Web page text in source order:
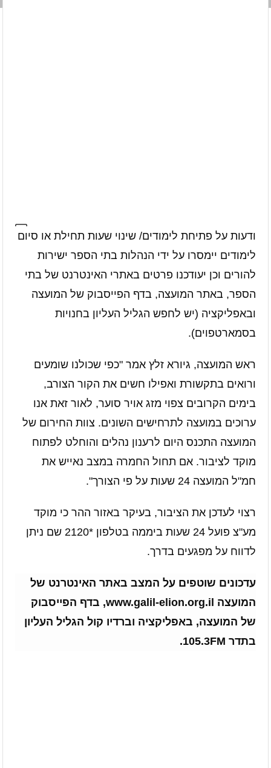
ודעות על פתיחת לימודים/ שינוי שעות תחילת או סיום
לימודים יימסרו על ידי הנהלות בתי הספר ישירות
להורים וכן יעודכנו פרטים באתרי האינטרנט של בתי
הספר, באתר המועצה, בדף הפייסבוק של המועצה
ובאפליקציה (יש לחפש הגליל העליון בחנויות
בסמארטפוים).
ראש המועצה, גיורא זלץ אמר "כפי שכולנו שומעים
ורואים בתקשורת ואפילו חשים את הקור הצורב,
בימים הקרובים צפוי מזג אויר סוער, לאור זאת אנו
ערוכים במועצה לתרחישים השונים. צוות החירום של
המועצה התכנס היום לרענון נהלים והוחלט לפתוח
מוקד לציבור. אם תחול החמרה במצב נאייש את
חמ"ל המועצה 24 שעות על פי הצורך".
רצוי לעדכן את הציבור, בעיקר באזור ההר כי מוקד
מע"צ פועל 24 שעות ביממה בטלפון *2120 שם ניתן
לדווח על מפגעים בדרך.
עדכונים שוטפים על המצב באתר האינטרנט של
המועצה www.galil-elion.org.il, בדף הפייסבוק
של המועצה, באפליקציה וברדיו קול הגליל העליון
בתדר 105.3FM.